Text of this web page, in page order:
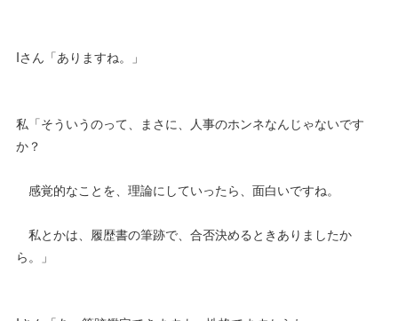
Iさん「ありますね。」
私「そういうのって、まさに、人事のホンネなんじゃないです
か？
感覚的なことを、理論にしていったら、面白いですね。
私とかは、履歴書の筆跡で、合否決めるときありましたか
ら。」